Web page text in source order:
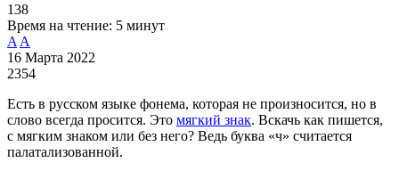
138
Время на чтение: 5 минут
A A
16 Марта 2022
2354
Есть в русском языке фонема, которая не произносится, но в
слово всегда просится. Это мягкий знак. Вскачь как пишется,
с мягким знаком или без него? Ведь буква «ч» считается
палатализованной.